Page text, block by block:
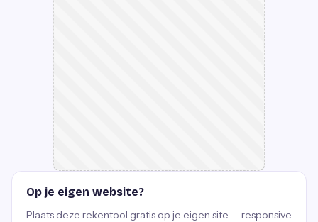
Op je eigen website?
Plaats deze rekentool gratis op je eigen site — responsive